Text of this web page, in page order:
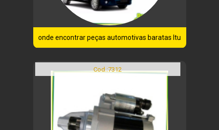
onde encontrar peças automotivas baratas Itu
Cod.:7312